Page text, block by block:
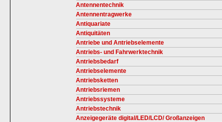
Antennentechnik
Antennentragwerke
Antiquariate
Antiquitäten
Antriebe und Antriebselemente
Antriebs- und Fahrwerktechnik
Antriebsbedarf
Antriebselemente
Antriebsketten
Antriebsriemen
Antriebssysteme
Antriebstechnik
Anzeigegeräte digital/LED/LCD/ Großanzeigen